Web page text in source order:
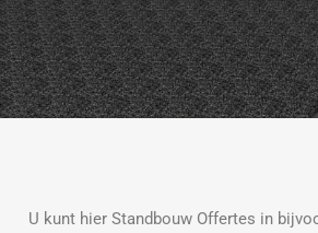
U kunt hier Standbouw Offertes in